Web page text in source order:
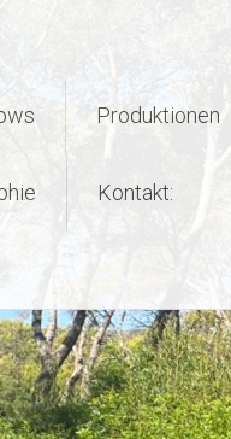
Produktionen
Kontakt: